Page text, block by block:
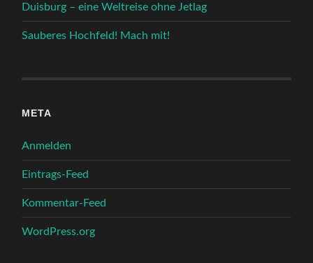
Duisburg – eine Weltreise ohne Jetlag
Sauberes Hochfeld! Mach mit!
META
Anmelden
Eintrags-Feed
Kommentar-Feed
WordPress.org